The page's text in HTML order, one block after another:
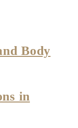
Body
in